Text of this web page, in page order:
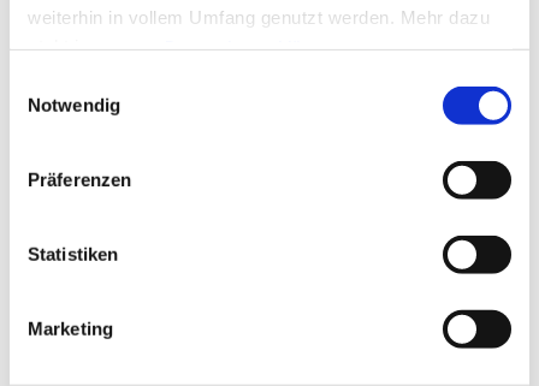
weiterhin in vollem Umfang genutzt werden. Mehr dazu
steht in unserer Datenschutzerklärung.
gelistet.
Notwendig
Präferenzen
Statistiken
Marketing